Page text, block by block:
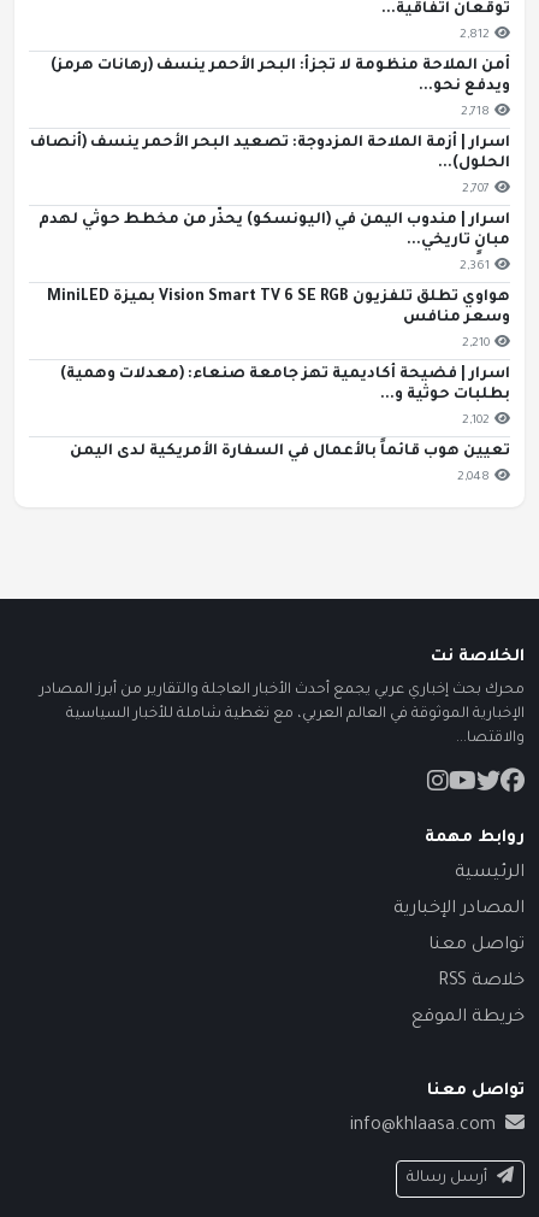
توقعان اتفاقية...
2,812
أمن الملاحة منظومة لا تجزأ: البحر الأحمر ينسف (رهانات هرمز)
ويدفع نحو...
2,718
اسرار | أزمة الملاحة المزدوجة: تصعيد البحر الأحمر ينسف (أنصاف
الحلول)...
2,707
اسرار | مندوب اليمن في (اليونسكو) يحذّر من مخطط حوثي لهدم
مبانٍ تاريخي...
2,361
هواوي تطلق تلفزيون Vision Smart TV 6 SE RGB بميزة MiniLED
وسعر منافس
2,210
اسرار | فضيحة أكاديمية تهز جامعة صنعاء: (معدلات وهمية)
بطلبات حوثية و...
2,102
تعيين هوب قائماً بالأعمال في السفارة الأمريكية لدى اليمن
2,048
الخلاصة نت
محرك بحث إخباري عربي يجمع أحدث الأخبار العاجلة والتقارير من أبرز المصادر
الإخبارية الموثوقة في العالم العربي، مع تغطية شاملة للأخبار السياسية
والاقتصا...
روابط مهمة
الرئيسية
المصادر الإخبارية
تواصل معنا
خلاصة RSS
خريطة الموقع
تواصل معنا
info@khlaasa.com
أرسل رسالة